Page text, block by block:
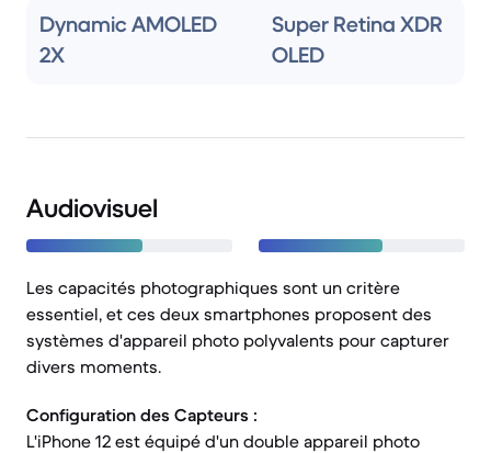
Dynamic AMOLED
2X
Super Retina XDR
OLED
Audiovisuel
Les capacités photographiques sont un critère
essentiel, et ces deux smartphones proposent des
systèmes d'appareil photo polyvalents pour capturer
divers moments.
Configuration des Capteurs :
L'iPhone 12 est équipé d'un double appareil photo